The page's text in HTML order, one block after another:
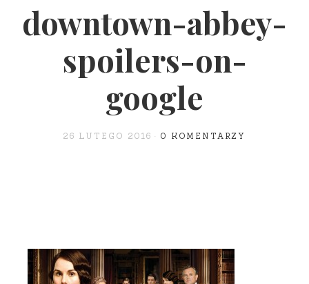
downtown-abbey-
spoilers-on-
google
26 LUTEGO 2016 0 KOMENTARZY